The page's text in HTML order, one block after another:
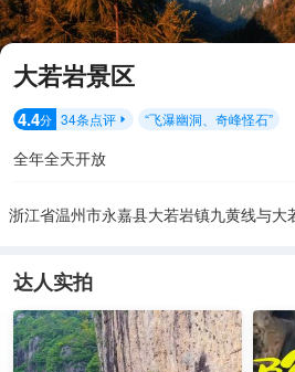
大若岩景区
4.4分 34条点评  “飞瀑幽洞、奇峰怪石”
全年全天开放
达人实拍